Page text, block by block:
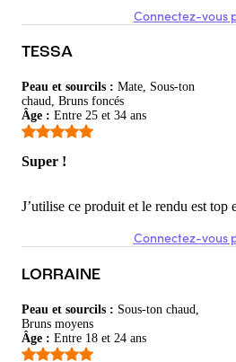
Connectez-vous
TESSA
Peau et sourcils : Mate, Sous-ton
chaud, Bruns foncés
Âge : Entre 25 et 34 ans
Super !
J’utilise ce produit et le rendu est top
Connectez-vous
LORRAINE
Peau et sourcils : Sous-ton chaud,
Bruns moyens
Âge : Entre 18 et 24 ans